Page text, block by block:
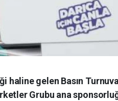
gelen Basın
Grubu ana